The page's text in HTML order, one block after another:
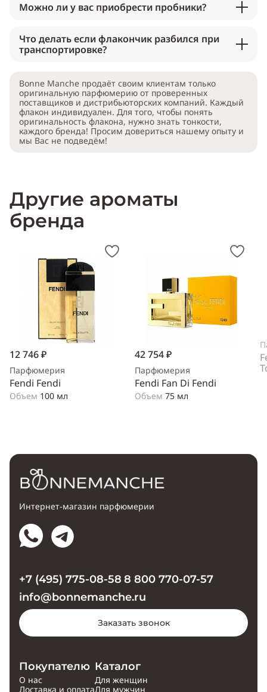
Можно ли у вас приобрести пробники?
Что делать если флакончик разбился при
транспортировке?
Bonne Manche продаёт своим клиентам только
оригинальную парфюмерию от проверенных
поставщиков и дистрибьюторских компаний. Каждый
флакон индивидуален. Для того, чтобы понять
оригинальность флакона, нужно знать тонкости,
каждого бренда! Просим довериться нашему опыту и
мы Вас не подведём!
Другие ароматы
бренда
12 746 ₽
Парфюмерия
Fendi Fendi
Объем 100 мл
42 754 ₽
Парфюмерия
Fendi Fan Di Fendi
Объем 75 мл
Интернет-магазин парфюмерии
Покупателю
О нас
Доставка и оплата
Каталог
Для женщин
Для мужчин
+7 (495) 775-08-58 8 800 770-07-57
info@bonnemanche.ru
Заказать звонок